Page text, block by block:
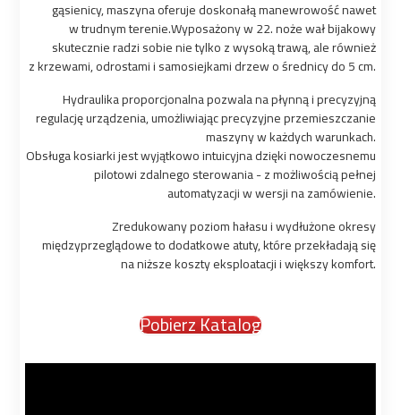
gąsienicy, maszyna oferuje doskonałą manewrowość nawet
w trudnym terenie.Wyposażony w 22. noże wał bijakowy
skutecznie radzi sobie nie tylko z wysoką trawą, ale również
z krzewami, odrostami i samosiejkami drzew o średnicy do 5 cm.
Hydraulika proporcjonalna pozwala na płynną i precyzyjną
regulację urządzenia, umożliwiając precyzyjne przemieszczanie
maszyny w każdych warunkach.
Obsługa kosiarki jest wyjątkowo intuicyjna dzięki nowoczesnemu
pilotowi zdalnego sterowania - z możliwością pełnej
automatyzacji w wersji na zamówienie.
Zredukowany poziom hałasu i wydłużone okresy
międzyprzeglądowe to dodatkowe atuty, które przekładają się
na niższe koszty eksploatacji i większy komfort.
Pobierz Katalog
Odtwarzacz